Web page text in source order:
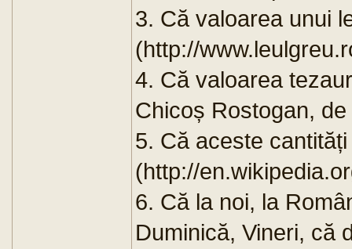
3. Că valoarea unui
(http://
4. Că valoarea
Chicoș Rostogan,
5. Că aceste
(http://
6. Că la noi, la
Duminică, Vineri, că